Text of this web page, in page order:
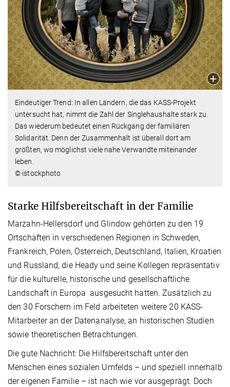
Eindeutiger Trend: In allen Ländern, die das KASS-Projekt
untersucht hat, nimmt die Zahl der Singlehaushalte stark zu.
Das wiederum bedeutet einen Rückgang der familiären
Solidarität. Denn der Zusammenhalt ist überall dort am
größten, wo möglichst viele nahe Verwandte miteinander
leben.
© istockphoto
Starke Hilfsbereitschaft in der Familie
Marzahn-Hellersdorf und Glindow gehörten zu den 19
Ortschaften in verschiedenen Regionen in Schweden,
Frankreich, Polen, Österreich, Deutschland, Italien, Kroatien
und Russland, die Heady und seine Kollegen repräsentativ
für die kulturelle, historische und gesellschaftliche
Landschaft in Europa ausgesucht hatten. Zusätzlich zu
den 30 Forschern im Feld arbeiteten weitere 20 KASS-
Mitarbeiter an der Datenanalyse, an historischen Studien
sowie theoretischen Betrachtungen.
Die gute Nachricht: Die Hilfsbereitschaft unter den
Menschen eines sozialen Umfelds – und speziell innerhalb
der eigenen Familie – ist nach wie vor ausgeprägt. Doch